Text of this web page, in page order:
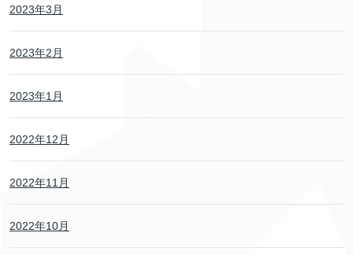
2023年3月
2023年2月
2023年1月
2022年12月
2022年11月
2022年10月